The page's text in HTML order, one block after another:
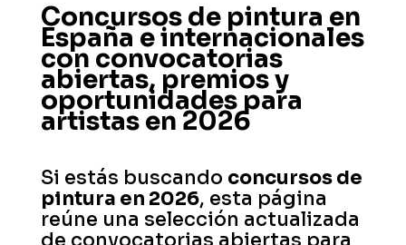
Concursos de pintura en
España e internacionales
con convocatorias
abiertas, premios y
oportunidades para
artistas en 2026
Si estás buscando concursos de
pintura en 2026, esta página
reúne una selección actualizada